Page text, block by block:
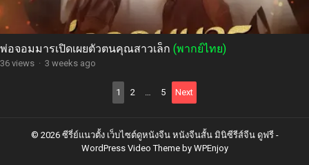
พ่อจอมมารเปิดเผยตัวตนคุณสาวเล็ก (พากย์ไทย)
36 views · 3 weeks ago
1 2 … 5 Next
© 2026 ซีรี่ย์แนวตั้ง เว็บไซต์ดูหนังจีน หนังจีนสั้น มินิซีรีส์จีน ดูฟรี -
WordPress Video Themeby WPEnjoy